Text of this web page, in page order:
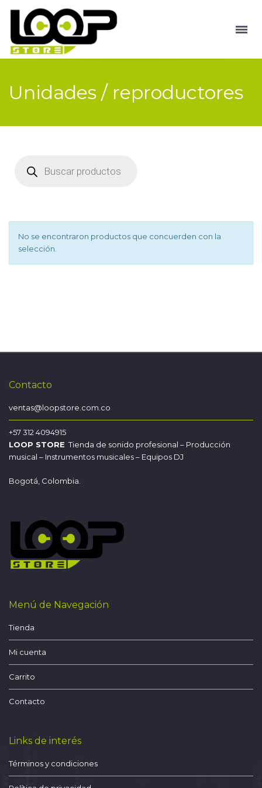
Unidades / reproductores
productos
No se encontraron productos que concuerden con la
selección.
Contacto
ventas@loopstore.com.co
+57 312 4094915
LOOP STORE Tienda de sonido profesional – Producción
musical – Instrumentos musicales – Equipos DJ
Bogotá, Colombia.
Menú de Navegación
Tienda
Mi cuenta
Carrito
Contacto
Links de interés
Términos y condiciones